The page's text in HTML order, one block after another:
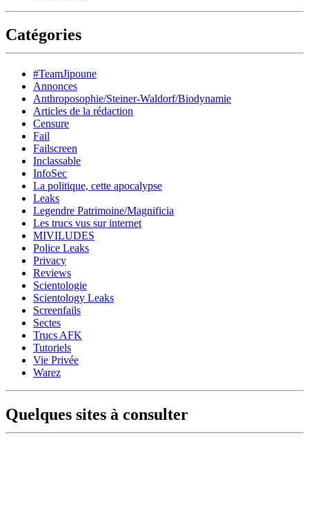
Catégories
#TeamJipoune
Annonces
Anthroposophie/Steiner-Waldorf/Biodynamie
Articles de la rédaction
Censure
Fail
Failscreen
Inclassable
InfoSec
La politique, cette apocalypse
Leaks
Legendre Patrimoine/Magnificia
Les trucs vus sur internet
MIVILUDES
Police Leaks
Privacy
Reviews
Scientologie
Scientology Leaks
Screenfails
Sectes
Trucs AFK
Tutoriels
Vie Privée
Warez
Quelques sites à consulter